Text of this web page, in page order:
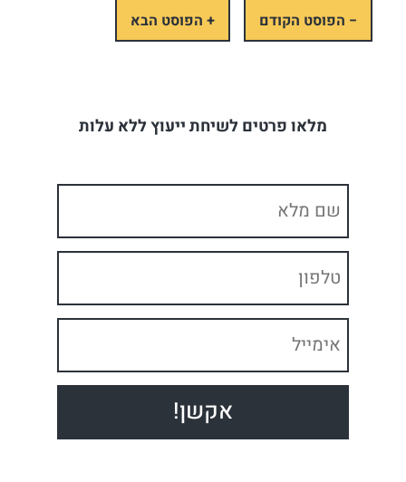
− הפוסט הקודם + הפוסט הבא
מלאו פרטים לשיחת ייעוץ ללא עלות